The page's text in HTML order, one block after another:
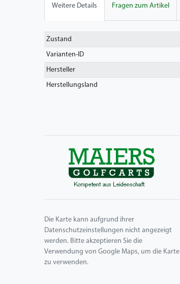
Weitere Details Fragen zum Artikel
Technisches
Merkmal
Wert
Zustand
Varianten-ID
Hersteller
Herstellungsland
Die Karte kann aufgrund ihrer
Datenschutzeinstellungen nicht angezeigt
werden. Bitte akzeptieren Sie die
Verwendung von Google Maps, um die Karte
zu verwenden.